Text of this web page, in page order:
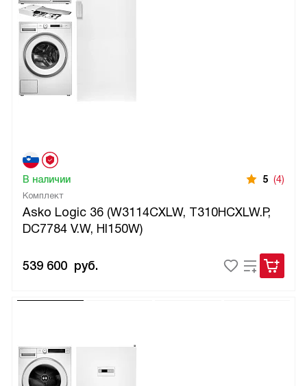
Комплект
Asko Logic 36 (W3114CXLW, T310HCXLW.P,
DC7784 V.W, HI150W)
В наличии 5 (4)
539 600 руб.